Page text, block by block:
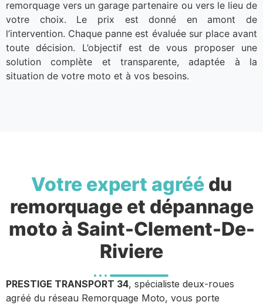
remorquage vers un garage partenaire ou vers le lieu de
votre choix. Le prix est donné en amont de
l’intervention. Chaque panne est évaluée sur place avant
toute décision. L’objectif est de vous proposer une
solution complète et transparente, adaptée à la
situation de votre moto et à vos besoins.
Votre expert agréé du
remorquage et dépannage
moto à Saint-Clement-De-
Riviere
PRESTIGE TRANSPORT 34, spécialiste deux-roues
agréé du réseau Remorquage Moto, vous porte